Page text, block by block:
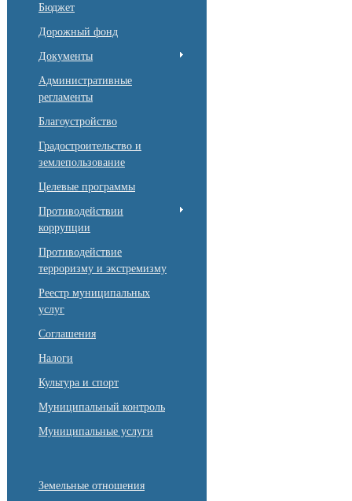
Бюджет
Дорожный фонд
Документы
Административные
регламенты
Благоустройство
Градостроительство и
землепользование
Целевые программы
Противодействии
коррупции
Противодействие
терроризму и экстремизму
Реестр муниципальных
услуг
Соглашения
Налоги
Культура и спорт
Муниципальный контроль
Муниципальные услуги
Земельные отношения